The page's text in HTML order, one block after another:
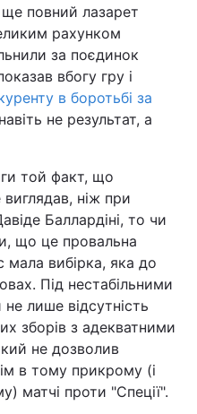
повний лазарет
рахунком
за поєдинок
вбогу гру і
в боротьбі за
не результат, а
той факт, що
ніж при
Баллардіні, то чи
що це провальна
вибірка, яка до
Під нестабільними
лише відсутність
зборів з адекватними
не дозволив
в тому прикрому (і
матчі проти "Спеції".